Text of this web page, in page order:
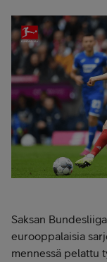
Saksan
eurooppalaisia
mennessä pelattu